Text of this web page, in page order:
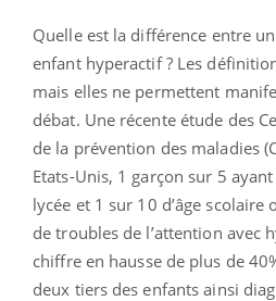
Quelle est la différence entre
enfant hyperactif ? Les
mais elles ne permettent
débat. Une récente étude des
de la prévention des maladies
Etats-Unis, 1 garçon sur 5
lycée et 1 sur 10 d’âge
de troubles de l’attention avec
chiffre en hausse de plus de
deux tiers des enfants ainsi